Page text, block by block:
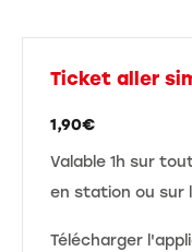
Ticket aller
1,90€
Valable 1h sur
en station ou sur
Télécharger